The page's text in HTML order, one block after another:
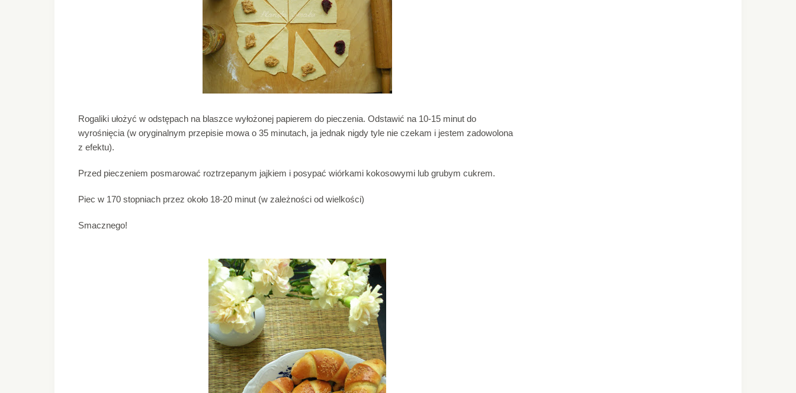
Rogaliki ułożyć w odstępach na blaszce wyłożonej papierem do pieczenia. Odstawić na 10-15 minut do
wyrośnięcia (w oryginalnym przepisie mowa o 35 minutach, ja jednak nigdy tyle nie czekam i jestem zadowolona
z efektu).
Przed pieczeniem posmarować roztrzepanym jajkiem i posypać wiórkami kokosowymi lub grubym cukrem.
Piec w 170 stopniach przez około 18-20 minut (w zależności od wielkości)
Smacznego!